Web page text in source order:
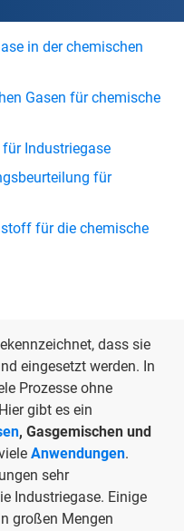
in der chemischen
Gasen für chemische
Industriegase
für
für die chemische
dass sie
eingesetzt werden. In
Prozesse ohne
gibt es ein
, Gasgemischen und
Anwendungen.
sehr
Industriegase. Einige
großen Mengen